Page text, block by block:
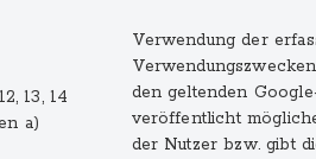
13, 14
a)
Verwendung der
den geltenden
veröffentlicht
der Nutzer bzw. gibt